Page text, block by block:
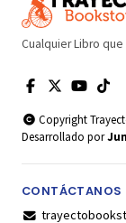
Cualquier Libro que
Copyright
Desarrollado por
CONTÁCTANOS